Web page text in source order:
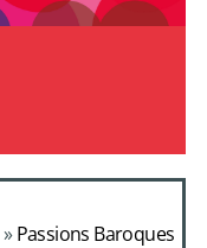
»Passions Baroques